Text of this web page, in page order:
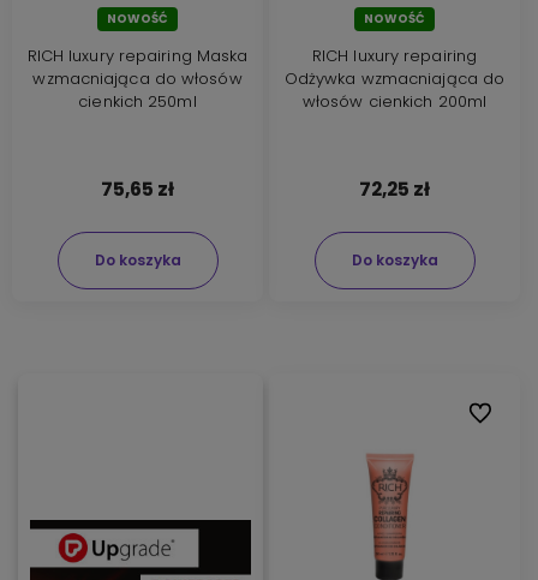
NOWOŚĆ
RICH luxury repairing Maska
wzmacniająca do włosów
cienkich 250ml
75,65 zł
Do koszyka
NOWOŚĆ
RICH luxury repairing
Odżywka wzmacniająca do
włosów cienkich 200ml
72,25 zł
Do koszyka
Do